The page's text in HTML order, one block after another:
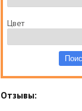
Цвет
Отзывы: